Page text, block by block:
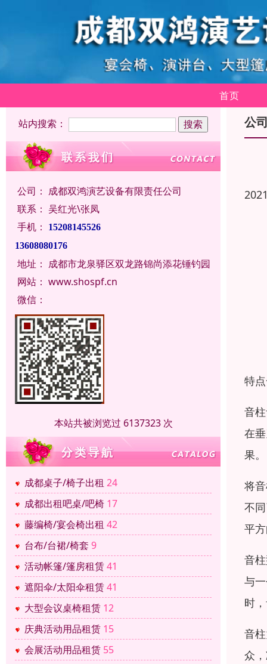
首页
站内搜索：
公司： 成都双鸿演艺设备有限责任公司
联系： 吴红光\张凤
手机：
15208145526
13608080176
地址： 成都市龙泉驿区双龙路锦尚添花锤钓园
网站： www.shospf.cn
微信：
本站共被浏览过 6137323 次
成都桌子/椅子出租 24
成都出租吧桌/吧椅 17
藤编椅/宴会椅出租 42
台布/台裙/椅套 9
活动帐篷/篷房租赁41
遮阳伞/太阳伞租赁41
大型会议桌椅租赁 12
庆典活动用品租赁 15
会展活动用品租赁 55
公
特
音
在
果。
将
不
平
音
与
时
音
众